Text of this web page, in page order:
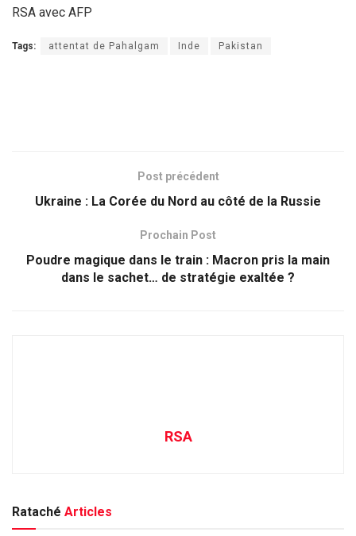
RSA avec AFP
Tags: attentat de Pahalgam Inde Pakistan
Post précédent
Ukraine : La Corée du Nord au côté de la Russie
Prochain Post
Poudre magique dans le train : Macron pris la main
dans le sachet… de stratégie exaltée ?
RSA
Rataché Articles